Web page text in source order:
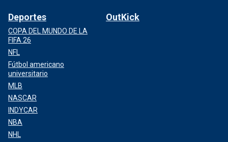
Deportes
COPA DEL MUNDO DE LA
FIFA 26
NFL
Fútbol americano
universitario
MLB
NASCAR
INDYCAR
NBA
NHL
OutKick